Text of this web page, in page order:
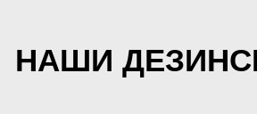
НАШИ